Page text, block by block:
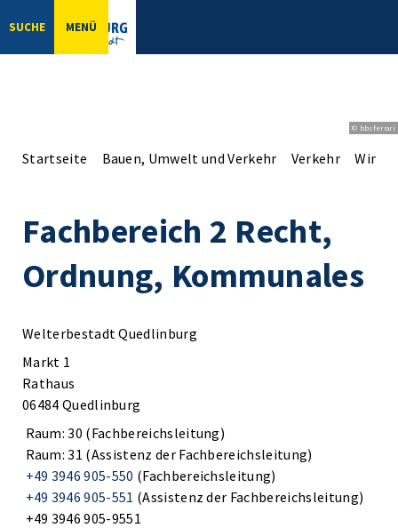
SUCHE MENÜ
© bbsferrari
Startseite Bauen, Umwelt und Verkehr Verkehr
Fachbereich 2 Recht,
Ordnung, Kommunales
Welterbestadt Quedlinburg
Markt 1
Rathaus
06484 Quedlinburg
Raum: 30 (Fachbereichsleitung)
Raum: 31 (Assistenz der Fachbereichsleitung)
+49 3946 905-550 (Fachbereichsleitung)
+49 3946 905-551 (Assistenz der Fachbereichsleitung)
+49 3946 905-9551